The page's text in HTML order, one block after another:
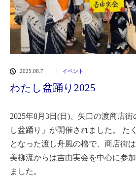
2025.08.7 イベント
わたし盆踊り2025
2025年8月3日(日)、矢口の渡商店
し盆踊り」が開催されました。
た
となった渡し舟風の櫓で、商店街
美柳流からは吉由実会を中心に参
ました。